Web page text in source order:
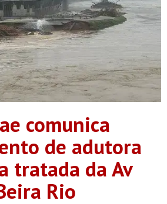
comunica
de adutora
tratada da Av
Rio